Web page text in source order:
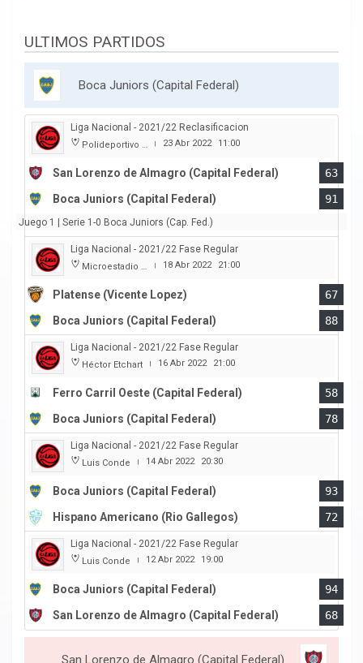
ULTIMOS PARTIDOS
Boca Juniors (Capital Federal)
Liga Nacional - 2021/22 Reclasificacion
Polideportivo Roberto Pando | 23 Abr 2022 11:00
San Lorenzo de Almagro (Capital Federal)
63
Boca Juniors (Capital Federal)
91
Juego 1 | Serie 1-0 Boca Juniors (Cap. Fed.)
Liga Nacional - 2021/22 Fase Regular
Microestadio Ciudad de Vicente Lopez | 18 Abr 2022 21:00
Platense (Vicente Lopez)
67
Boca Juniors (Capital Federal)
88
Liga Nacional - 2021/22 Fase Regular
Héctor Etchart | 16 Abr 2022 21:00
Ferro Carril Oeste (Capital Federal)
58
Boca Juniors (Capital Federal)
78
Liga Nacional - 2021/22 Fase Regular
Luis Conde | 14 Abr 2022 20:30
Boca Juniors (Capital Federal)
93
Hispano Americano (Rio Gallegos)
72
Liga Nacional - 2021/22 Fase Regular
Luis Conde | 12 Abr 2022 19:00
Boca Juniors (Capital Federal)
94
San Lorenzo de Almagro (Capital Federal)
68
San Lorenzo de Almagro (Capital Federal)